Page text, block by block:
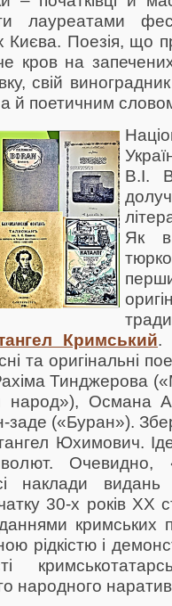
лауреатами
Києва. Поезія, що
кров на
свій виноградник
й поетичним
В.І.
Як
Кримський.
та оригінальні
Тинджерова
народ»), Османа
заде («Буран»).
Юхимович.
Очевидно,
наклади видань
30-х років ХХ
кримських
рідкістю і
народного